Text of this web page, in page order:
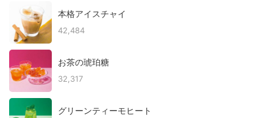
本格アイスチャイ
42,484
お茶の琥珀糖
32,317
グリーンティーモヒート